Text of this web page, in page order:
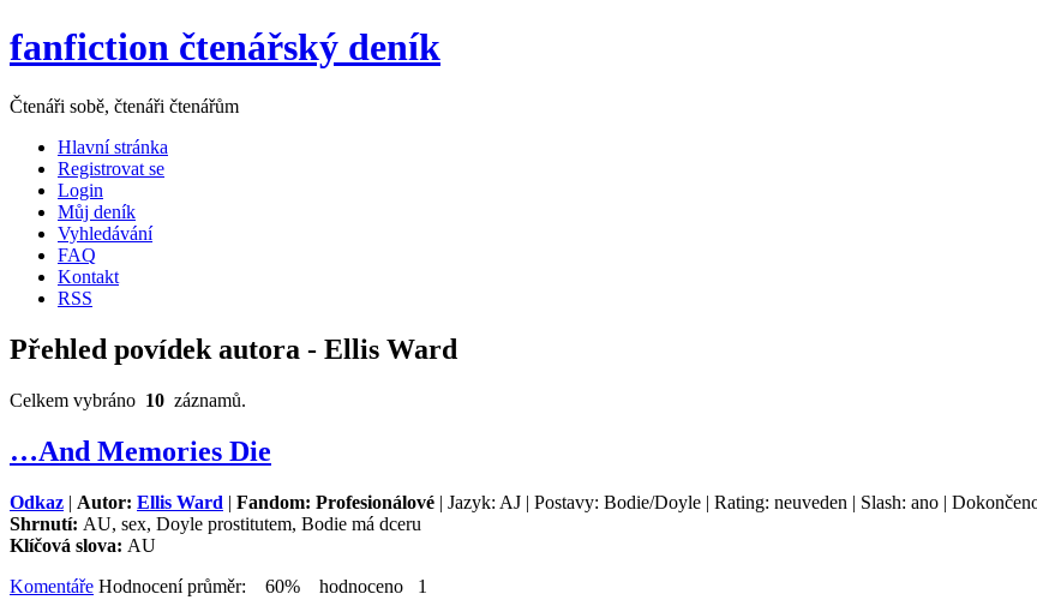
fanfiction čtenářský deník
Čtenáři sobě, čtenáři čtenářům
Hlavní stránka
Registrovat se
Login
Můj deník
Vyhledávání
FAQ
Kontakt
RSS
Přehled povídek autora - Ellis Ward
Celkem vybráno 10 záznamů.
…And Memories Die
Odkaz | Autor: Ellis Ward | Fandom: Profesionálové | Jazyk: AJ | Postavy: Bodie/Doyle | Rating: neuveden | Slash: ano |
Shrnutí: AU, sex, Doyle prostitutem, Bodie má dceru
Klíčová slova: AU
Komentáře Hodnocení průměr: 60% hodnoceno 1